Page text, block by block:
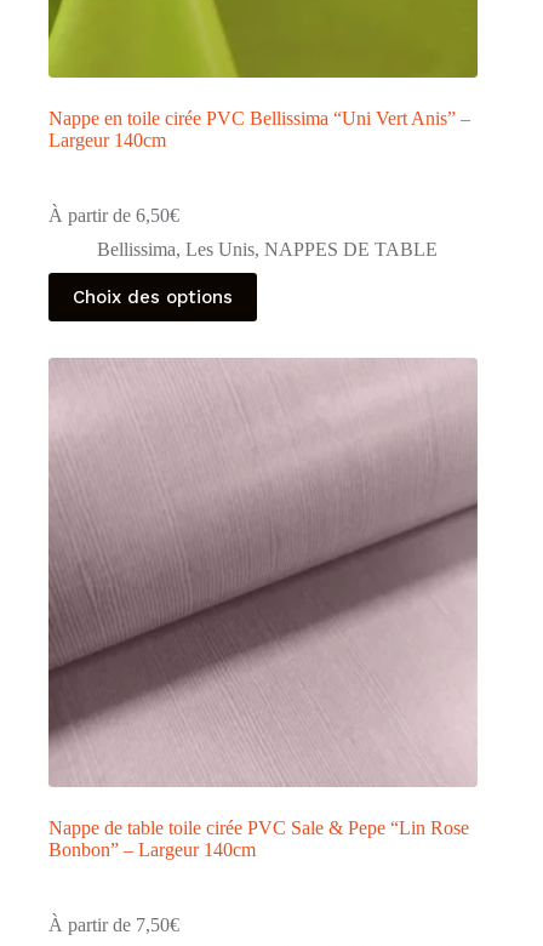
Nappe en toile cirée PVC Bellissima “Uni Vert Anis” –
Largeur 140cm
À partir de 6,50€
Bellissima, Les Unis, NAPPES DE TABLE
Choix des options
Ce
produit
a
choisies
sur
page
du
produit
Nappe de table toile cirée PVC Sale & Pepe “Lin Rose
Bonbon” – Largeur 140cm
À partir de 7,50€